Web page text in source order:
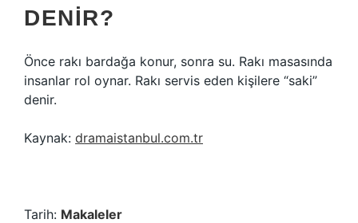
DENIR?
Önce rakı bardağa konur, sonra su. Rakı masasında
insanlar rol oynar. Rakı servis eden kişilere “saki”
denir.
Kaynak: dramaistanbul.com.tr
Tarih: Makaleler